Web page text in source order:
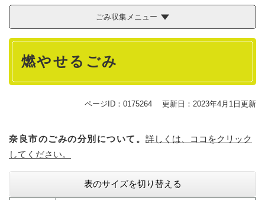
ごみ収集メニュー
本
燃やせるごみ
ページID：0175264 更新日：2023年4月1日更新
奈良市のごみの分別について。 詳しくは、ココをクリック
してください。
表のサイズを切り替える